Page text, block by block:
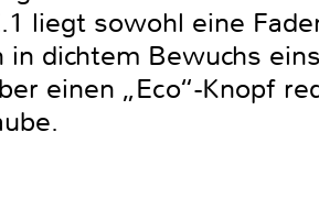
liegt sowohl eine
dichtem Bewuchs
einen „Eco“-Knopf